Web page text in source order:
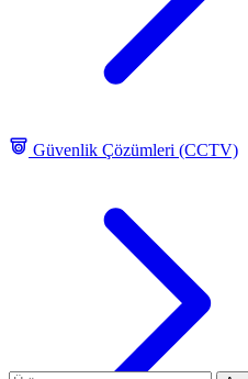
Güvenlik Çözümleri (CCTV)